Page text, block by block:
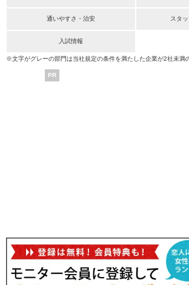
通いやすさ・治安 スタ
入試情報
※文字がグレーの部門は当社規定の条件を満たした企業が2社未満
PR